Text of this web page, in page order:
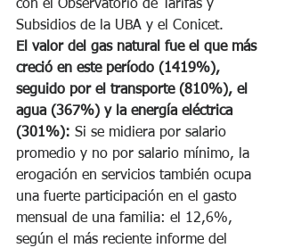
con el Observatorio de Tarifas y
Subsidios de la UBA y el Conicet.
El valor del gas natural fue el que más
creció en este período (1419%),
seguido por el transporte (810%), el
agua (367%) y la energía eléctrica
(301%): Si se midiera por salario
promedio y no por salario mínimo, la
erogación en servicios también ocupa
una fuerte participación en el gasto
mensual de una familia: el 12,6%,
según el más reciente informe del